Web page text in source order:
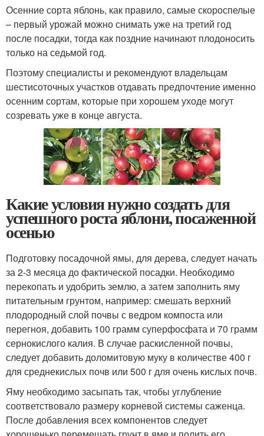
Осенние сорта яблонь, как правило, самые скороспелые
– первый урожай можно снимать уже на третий год
после посадки, тогда как поздние начинают плодоносить
только на седьмой год.
Поэтому специалисты и рекомендуют владельцам
шестисоточных участков отдавать предпочтение именно
осенним сортам, которые при хорошем уходе могут
созревать уже в конце августа.
Какие условия нужно создать для
успешного роста яблони, посаженной
осенью
Подготовку посадочной ямы, для дерева, следует начать
за 2-3 месяца до фактической посадки. Необходимо
перекопать и удобрить землю, а затем заполнить яму
питательным грунтом, например: смешать верхний
плодородный слой почвы с ведром компоста или
перегноя, добавить 100 грамм суперфосфата и 70 грамм
сернокислого калия. В случае раскисленной почвы,
следует добавить доломитовую муку в количестве 400 г
для среднекислых почв или 500 г для очень кислых почв.
Яму необходимо засыпать так, чтобы углубление
соответствовало размеру корневой системы саженца.
После добавления всех компонентов следует